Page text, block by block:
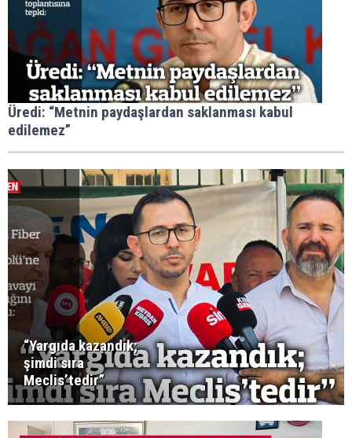
Üredi: “Metnin paydaşlardan saklanması kabul
edilemez”
“Yargıda kazandık;
şimdi sıra
Meclis’tedir”